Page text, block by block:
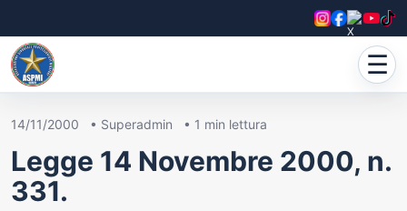
☰
14/11/2000 • Superadmin • 1 min lettura
Legge 14 Novembre 2000, n.
331.